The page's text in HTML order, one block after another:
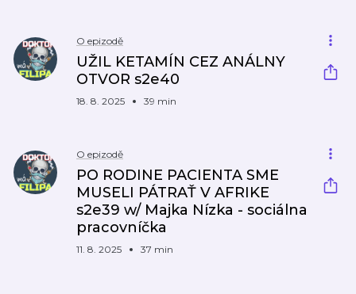
O epizodě
UŽIL KETAMÍN CEZ ANÁLNY
OTVOR s2e40
18. 8. 2025 39 min
O epizodě
PO RODINE PACIENTA SME
MUSELI PÁTRAŤ V AFRIKE
s2e39 w/ Majka Nízka - sociálna
pracovníčka
11. 8. 2025 37 min